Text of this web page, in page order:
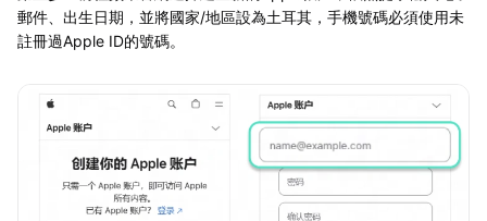
郵件、出生日期，並將國家/地區設為土耳其，手機號碼必須使用未
註冊過Apple ID的號碼。